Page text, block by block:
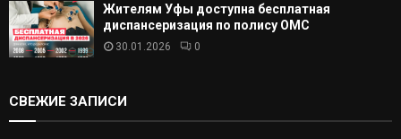
Жителям Уфы доступна бесплатная
диспансеризация по полису ОМС
30.01.2026 0
СВЕЖИЕ ЗАПИСИ